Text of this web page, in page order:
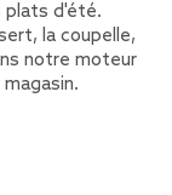
plats d'été.
la coupelle,
notre moteur